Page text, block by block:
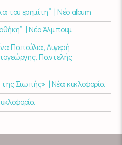
του ερημίτη” | Νέο album
| Νέο Άλμπουμ
Παπούλια, Λυγερή
Παντελής
Σιωπής» | Νέα κυκλοφορία